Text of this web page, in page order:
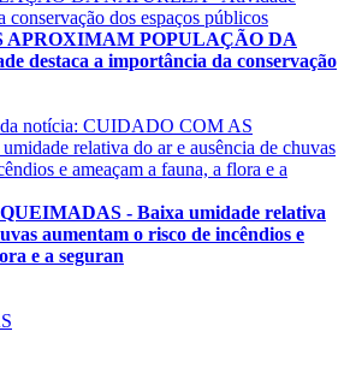
APROXIMAM POPULAÇÃO DA
destaca a importância da conservação
- Baixa umidade relativa
aumentam o risco de incêndios e
e a seguran